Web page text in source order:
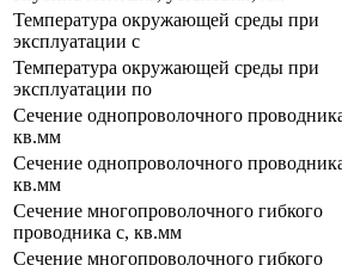
Температура окружающей среды при
эксплуатации с
Температура окружающей cреды при
эксплуатации по
Сечение однопроволочного
кв.мм
Сечение однопроволочного
кв.мм
Сечение многопроволочного гибкого
проводника с, кв.мм
Сечение многопроволочного гибкого